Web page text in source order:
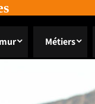
Métiers